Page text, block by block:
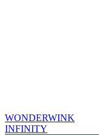
WONDERWINK
INFINITY